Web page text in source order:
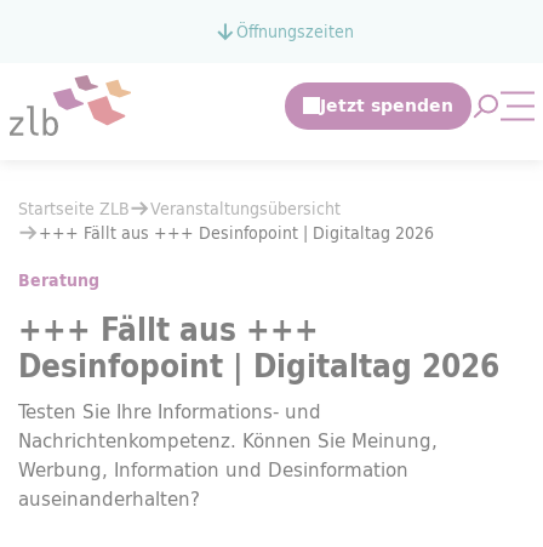
Zum Hauptinhalt springenÖffnungszeiten
Veranstaltungsübersicht
+++ Fällt aus +++ Desinfopoint | Digitaltag 2026
Sie befinden sich hier:
Startseite ZLB
Veranstaltungsübersicht
+++ Fällt aus +++ Desinfopoint | Digitaltag 2026
Beratung
+++ Fällt aus +++
Desinfopoint | Digitaltag 2026
Testen Sie Ihre Informations- und
Nachrichtenkompetenz. Können Sie Meinung,
Werbung, Information und Desinformation
auseinanderhalten?